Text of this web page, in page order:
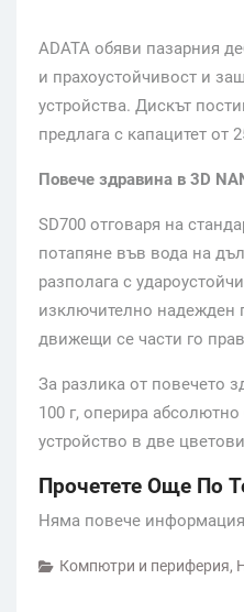
ADATA обяви пазарния
и прахоустойчивост и
устройства. Дискът
предлага с капацитет от
Повече здравина в 3D
SD700 отговаря на
потапяне във вода на
разполага с
изключително надежден
движещи се части го
За разлика от повечето
100 г, оперира
устройство в две
Прочетете Още По
Няма повече
Компютри и периферия,